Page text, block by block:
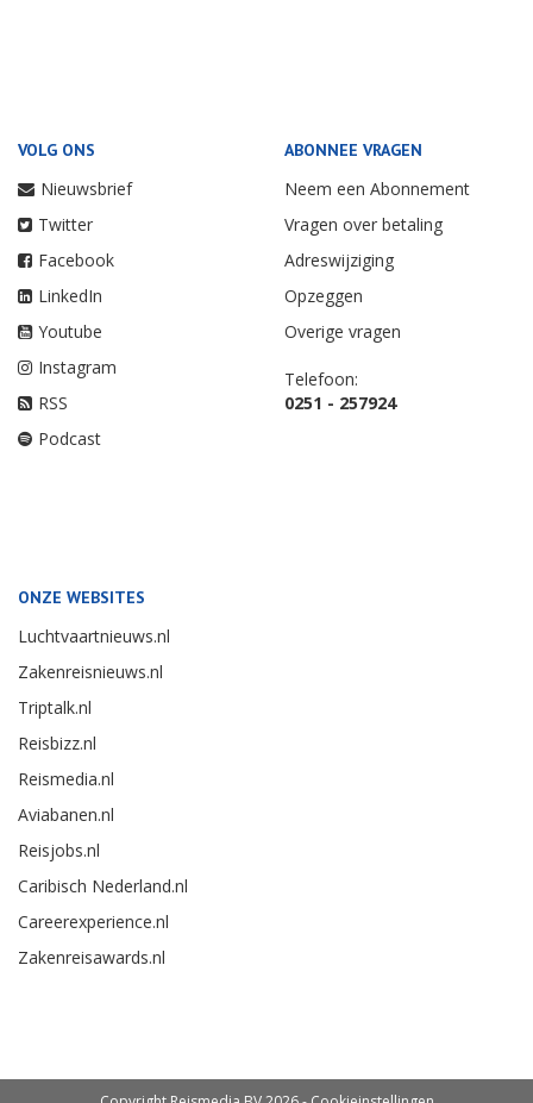
VOLG ONS
Nieuwsbrief
Twitter
Facebook
LinkedIn
Youtube
Instagram
RSS
Podcast
ABONNEE VRAGEN
Neem een Abonnement
Vragen over betaling
Adreswijziging
Opzeggen
Overige vragen
Telefoon:
0251 - 257924
ONZE WEBSITES
Luchtvaartnieuws.nl
Zakenreisnieuws.nl
Triptalk.nl
Reisbizz.nl
Reismedia.nl
Aviabanen.nl
Reisjobs.nl
Caribisch Nederland.nl
Careerexperience.nl
Zakenreisawards.nl